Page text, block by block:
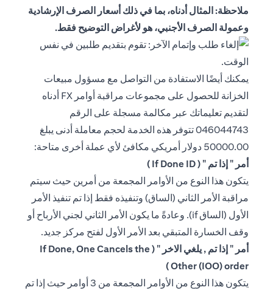
ملاحظة: المثال أدناه، بما في ذلك أسعار الصرف الإرشادية
وعمولة الصرف الأجنبي، هو لأغراض التوضيح فقط.
يمكنك أيضًا الاستفادة من التواصل مع مسؤول مبيعات
الخزانة للحصول على مجموعات مراقبة أوامر FX أدناه
لتقديم تعليماتك عبر مكالمة مسجلة على الرقم
046044743 تتوفر هذه الخدمة لحجم معاملة أدنى يبلغ
50000.00 دولار أمريكي مكافئ لأي عملة أخرى متاحة:
أمر " إذا تم " ( If Done ID )
يتكون هذا النوع من الأوامر المجمعة من أمرين حيث سيتم
مراقبة الأمر الثاني (الساق) وتنفيذه فقط إذا تم تنفيذ الأمر
الأول (الساق if). وعادةً ما يكون الأمر الثاني لجني الأرباح أو
وقف الخسارة المتبقي بعد الأمر الأول لفتح مركز جديد.
أمر " إذا تم , يلغي الاخر " ( If Done, One Cancels the
Other (IOO) order )
يتكون هذا النوع من الأوامر المجمعة من 3 أوامر حيث إذا تم